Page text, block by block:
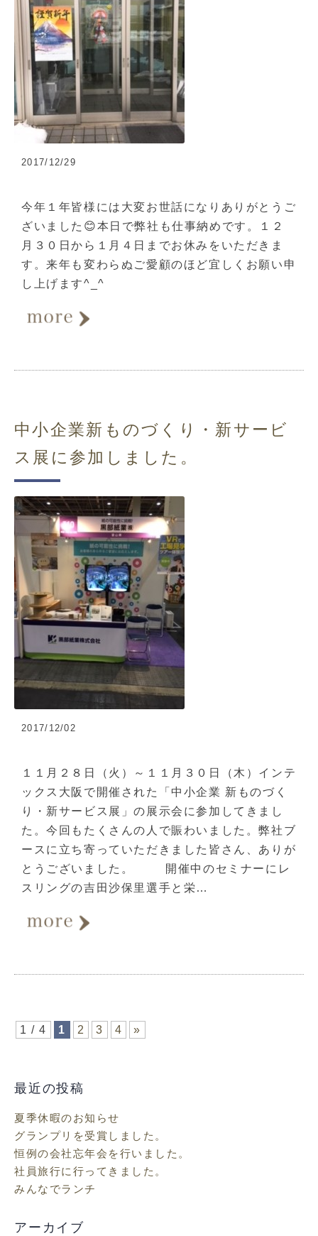
2017/12/29
今年１年皆様には大変お世話になりありがとうご
ざいました😊本日で弊社も仕事納めです。１２
月３０日から１月４日までお休みをいただきま
す。来年も変わらぬご愛顧のほど宜しくお願い申
し上げます^_^
中小企業新ものづくり・新サービ
ス展に参加しました。
2017/12/02
１１月２８日（火）～１１月３０日（木）インテ
ックス大阪で開催された「中小企業 新ものづく
り・新サービス展」の展示会に参加してきまし
た。今回もたくさんの人で賑わいました。弊社ブ
ースに立ち寄っていただきました皆さん、ありが
とうございました。 開催中のセミナーにレ
スリングの吉田沙保里選手と栄…
1 / 4 1 2 3 4 »
最近の投稿
夏季休暇のお知らせ
グランプリを受賞しました。
恒例の会社忘年会を行いました。
社員旅行に行ってきました。
みんなでランチ
アーカイブ